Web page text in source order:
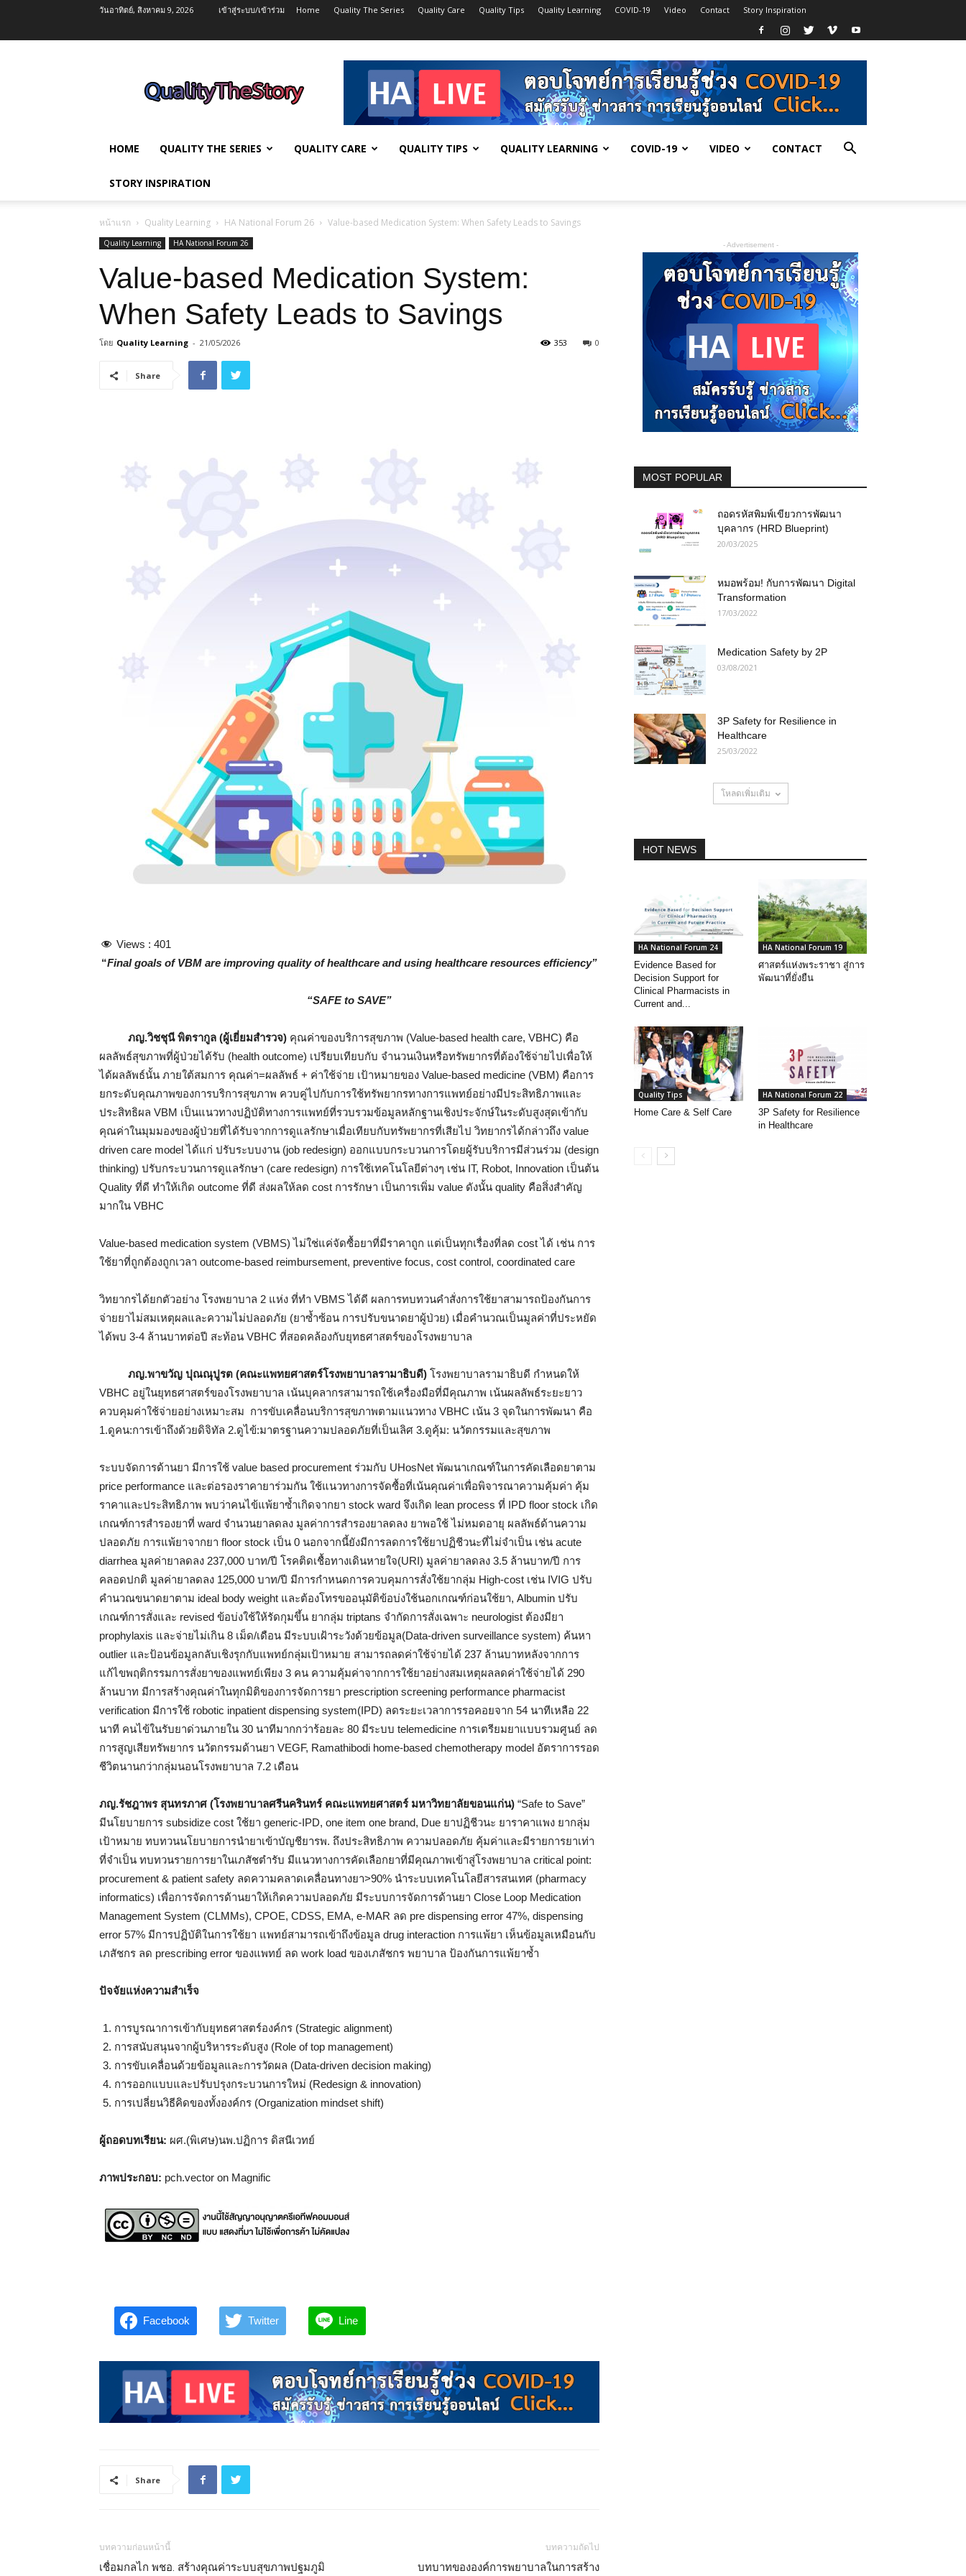
วันอาทิตย์, สิงหาคม 9, 2026 เข้าสู่ระบบ/เข้าร่วม Home Quality The Series Quality Care Quality Tips Quality Learning COVID-19 Video Contact Story Inspiration
HOME QUALITY THE SERIES QUALITY CARE QUALITY TIPS QUALITY LEARNING COVID-19 VIDEO CONTACT
STORY INSPIRATION
หน้าแรก Quality Learning HA National Forum 26 Value-based Medication System: When Safety Leads to Savings
Quality Learning HA National Forum 26
Value-based Medication System:
When Safety Leads to Savings
โดย Quality Learning - 21/05/2026 0
353
Share
Views : 401
“Final goals of VBM are improving quality of healthcare andusing healthcare resources efficiency”
“SAFE to SAVE”
ภญ.วิชชุนี พิตรากูล (ผู้เยี่ยมสำรวจ) คุณค่าของบริการสุขภาพ (Value-based health care, VBHC) คือ
ผลลัพธ์สุขภาพที่ผู้ป่วยได้รับ (health outcome) เปรียบเทียบกับ จำนวนเงินหรือทรัพยากรที่ต้องใช้จ่ายไปเพื่อให้
ได้ผลลัพธ์นั้น ภายใต้สมการ คุณค่า=ผลลัพธ์ + ค่าใช้จ่าย เป้าหมายของ Value-based medicine (VBM) คือการ
ยกระดับคุณภาพของการบริการสุขภาพ ควบคู่ไปกับการใช้ทรัพยากรทางการแพทย์อย่างมีประสิทธิภาพและ
ประสิทธิผล VBM เป็นแนวทางปฏิบัติทางการแพทย์ที่รวบรวมข้อมูลหลักฐานเชิงประจักษ์ในระดับสูงสุดเข้ากับ
คุณค่าในมุมมองของผู้ป่วยที่ได้รับจากการดูแลรักษาเมื่อเทียบกับทรัพยากรที่เสียไป วิทยากรได้กล่าวถึง value
driven care model ได้แก่ ปรับระบบงาน (job redesign) ออกแบบกระบวนการโดยผู้รับบริการมีส่วนร่วม (design
thinking) ปรับกระบวนการดูแลรักษา (care redesign) การใช้เทคโนโลยีต่างๆ เช่น IT, Robot, Innovation เป็นต้น
Quality ที่ดี ทำให้เกิด outcome ที่ดี ส่งผลให้ลด cost การรักษา เป็นการเพิ่ม value ดังนั้น quality คือสิ่งสำคัญ
มากใน VBHC
Value-based medication system (VBMS) ไม่ใช่แค่จัดซื้อยาที่มีราคาถูก แต่เป็นทุกเรื่องที่ลด cost ได้ เช่น การ
ใช้ยาที่ถูกต้องถูกเวลา outcome-based reimbursement, preventive focus, cost control, coordinated care
วิทยากรได้ยกตัวอย่าง โรงพยาบาล 2 แห่ง ที่ทำ VBMS ได้ดี ผลการทบทวนคำสั่งการใช้ยาสามารถป้องกันการ
จ่ายยาไม่สมเหตุผลและความไม่ปลอดภัย (ยาซ้ำซ้อน การปรับขนาดยาผู้ป่วย) เมื่อคำนวณเป็นมูลค่าที่ประหยัด
ได้พบ 3-4 ล้านบาทต่อปี สะท้อน VBHC ที่สอดคล้องกับยุทธศาสตร์ของโรงพยาบาล
ภญ.พาขวัญ ปุณณุปูรต (คณะแพทยศาสตร์โรงพยาบาลรามาธิบดี) โรงพยาบาลรามาธิบดี กำหนดให้
VBHC อยู่ในยุทธศาสตร์ของโรงพยาบาล เน้นบุคลากรสามารถใช้เครื่องมือที่มีคุณภาพ เน้นผลลัพธ์ระยะยาว
ควบคุมค่าใช้จ่ายอย่างเหมาะสม การขับเคลื่อนบริการสุขภาพตามแนวทาง VBHC เน้น 3 จุดในการพัฒนา คือ
1.ดูคน:การเข้าถึงด้วยดิจิทัล 2.ดูไข้:มาตรฐานความปลอดภัยที่เป็นเลิศ 3.ดูคุ้ม: นวัตกรรมและสุขภาพ
ระบบจัดการด้านยา มีการใช้ value based procurement ร่วมกับ UHosNet พัฒนาเกณฑ์ในการคัดเลือดยาตาม
price performance และต่อรองราคายาร่วมกัน ใช้แนวทางการจัดซื้อที่เน้นคุณค่าเพื่อพิจารณาความคุ้มค่า คุ้ม
ราคาและประสิทธิภาพ พบว่าคนไข้แพ้ยาซ้ำเกิดจากยา stock ward จึงเกิด lean process ที่ IPD floor stock เกิด
เกณฑ์การสำรองยาที่ ward จำนวนยาลดลง มูลค่าการสำรองยาลดลง ยาพอใช้ ไม่หมดอายุ ผลลัพธ์ด้านความ
ปลอดภัย การแพ้ยาจากยา floor stock เป็น 0 นอกจากนี้ยังมีการลดการใช้ยาปฏิชีวนะที่ไม่จำเป็น เช่น acute
diarrhea มูลค่ายาลดลง 237,000 บาท/ปี โรคติดเชื้อทางเดินหายใจ(URI) มูลค่ายาลดลง 3.5 ล้านบาท/ปี การ
คลอดปกติ มูลค่ายาลดลง 125,000 บาท/ปี มีการกำหนดการควบคุมการสั่งใช้ยากลุ่ม High-cost เช่น IVIG ปรับ
คำนวณขนาดยาตาม ideal body weight และต้องโทรขออนุมัติข้อบ่งใช้นอกเกณฑ์ก่อนใช้ยา, Albumin ปรับ
เกณฑ์การสั่งและ revised ข้อบ่งใช้ให้รัดกุมขึ้น ยากลุ่ม triptans จำกัดการสั่งเฉพาะ neurologist ต้องมียา
prophylaxis และจ่ายไม่เกิน 8 เม็ด/เดือน มีระบบเฝ้าระวังด้วยข้อมูล(Data-driven surveillance system) ค้นหา
outlier และป้อนข้อมูลกลับเชิงรุกกับแพทย์กลุ่มเป้าหมาย สามารถลดค่าใช้จ่ายได้ 237 ล้านบาทหลังจากการ
แก้ไขพฤติกรรมการสั่งยาของแพทย์เพียง 3 คน ความคุ้มค่าจากการใช้ยาอย่างสมเหตุผลลดค่าใช้จ่ายได้ 290
ล้านบาท มีการสร้างคุณค่าในทุกมิติของการจัดการยา prescription screening performance pharmacist
verification มีการใช้ robotic inpatient dispensing system(IPD) ลดระยะเวลาการรอคอยจาก 54 นาทีเหลือ 22
นาที คนไข้ในรับยาด่วนภายใน 30 นาทีมากกว่าร้อยละ 80 มีระบบ telemedicine การเตรียมยาแบบรวมศูนย์ ลด
การสูญเสียทรัพยากร นวัตกรรมด้านยา VEGF, Ramathibodi home-based chemotherapy model อัตราการรอด
ชีวิตนานกว่ากลุ่มนอนโรงพยาบาล 7.2 เดือน
ภญ.รัชฎาพร สุนทรภาศ (โรงพยาบาลศรีนครินทร์ คณะแพทยศาสตร์ มหาวิทยาลัยขอนแก่น) “Safe to Save”
มีนโยบายการ subsidize cost ใช้ยา generic-IPD, one item one brand, Due ยาปฏิชีวนะ ยาราคาแพง ยากลุ่ม
เป้าหมาย ทบทวนนโยบายการนำยาเข้าบัญชียารพ. ถึงประสิทธิภาพ ความปลอดภัย คุ้มค่าและมีรายการยาเท่า
ที่จำเป็น ทบทวนรายการยาในเภสัชตำรับ มีแนวทางการคัดเลือกยาที่มีคุณภาพเข้าสู่โรงพยาบาล critical point:
procurement & patient safety ลดความคลาดเคลื่อนทางยา>90% นำระบบเทคโนโลยีสารสนเทศ (pharmacy
informatics) เพื่อการจัดการด้านยาให้เกิดความปลอดภัย มีระบบการจัดการด้านยา Close Loop Medication
Management System (CLMMs), CPOE, CDSS, EMA, e-MAR ลด pre dispensing error 47%, dispensing
error 57% มีการปฏิบัติในการใช้ยา แพทย์สามารถเข้าถึงข้อมูล drug interaction การแพ้ยา เห็นข้อมูลเหมือนกับ
เภสัชกร ลด prescribing error ของแพทย์ ลด work load ของเภสัชกร พยาบาล ป้องกันการแพ้ยาซ้ำ
ปัจจัยแห่งความสำเร็จ
การบูรณาการเข้ากับยุทธศาสตร์องค์กร (Strategic alignment)
การสนับสนุนจากผู้บริหารระดับสูง (Role of top management)
การขับเคลื่อนด้วยข้อมูลและการวัดผล (Data-driven decision making)
การออกแบบและปรับปรุงกระบวนการใหม่ (Redesign & innovation)
การเปลี่ยนวิธีคิดของทั้งองค์กร (Organization mindset shift)
ผู้ถอดบทเรียน: ผศ.(พิเศษ)นพ.ปฏิการ ดิสนีเวทย์
ภาพประกอบ: pch.vector on Magnific
Facebook Twitter Line
Share
บทความก่อนหน้านี้
เชื่อมกลไก พชอ. สร้างคุณค่าระบบสุขภาพปฐมภูมิ
บทความถัดไป
บทบาทขององค์การพยาบาลในการสร้าง
- Advertisement -
MOST POPULAR
ถอดรหัสพิมพ์เขียวการพัฒนา
บุคลากร (HRD Blueprint)
20/03/2025
หมอพร้อม! กับการพัฒนา Digital
Transformation
17/03/2022
Medication Safety by 2P
03/08/2021
3P Safety for Resilience in
Healthcare
25/03/2022
โหลดเพิ่มเติม
HOT NEWS
HA National Forum 24
Evidence Based for
Decision Support for
Clinical Pharmacists in
Current and...
HA National Forum 19
ศาสตร์แห่งพระราชา สู่การ
พัฒนาที่ยั่งยืน
Quality Tips
Home Care & Self Care
HA National Forum 22
3P Safety for Resilience
in Healthcare